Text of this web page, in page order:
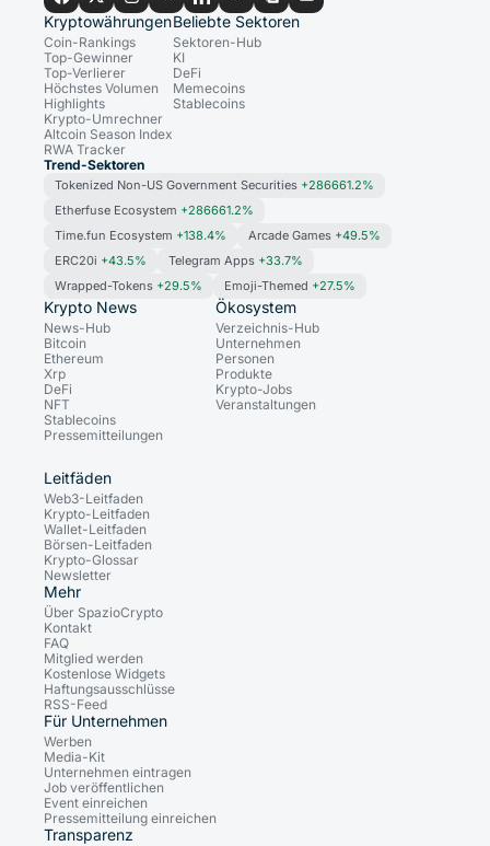
Kryptowährungen
Coin-Rankings
Top-Gewinner
Top-Verlierer
Höchstes Volumen
Highlights
Krypto-Umrechner
Altcoin Season Index
RWA Tracker
Beliebte Sektoren
Sektoren-Hub
KI
DeFi
Memecoins
Stablecoins
Trend-Sektoren
Tokenized Non-US Government Securities +286661.2%
Etherfuse Ecosystem +286661.2%
Time.fun Ecosystem +138.4% Arcade Games +49.5%
ERC20i +43.5% Telegram Apps +33.7%
Wrapped-Tokens +29.5% Emoji-Themed +27.5%
Krypto News
News-Hub
Bitcoin
Ethereum
Xrp
DeFi
NFT
Stablecoins
Pressemitteilungen
Ökosystem
Verzeichnis-Hub
Unternehmen
Personen
Produkte
Krypto-Jobs
Veranstaltungen
Leitfäden
Web3-Leitfaden
Krypto-Leitfaden
Wallet-Leitfaden
Börsen-Leitfaden
Krypto-Glossar
Newsletter
Mehr
Über SpazioCrypto
Kontakt
FAQ
Mitglied werden
Kostenlose Widgets
Haftungsausschlüsse
RSS-Feed
Für Unternehmen
Werben
Media-Kit
Unternehmen eintragen
Job veröffentlichen
Event einreichen
Pressemitteilung einreichen
Transparenz